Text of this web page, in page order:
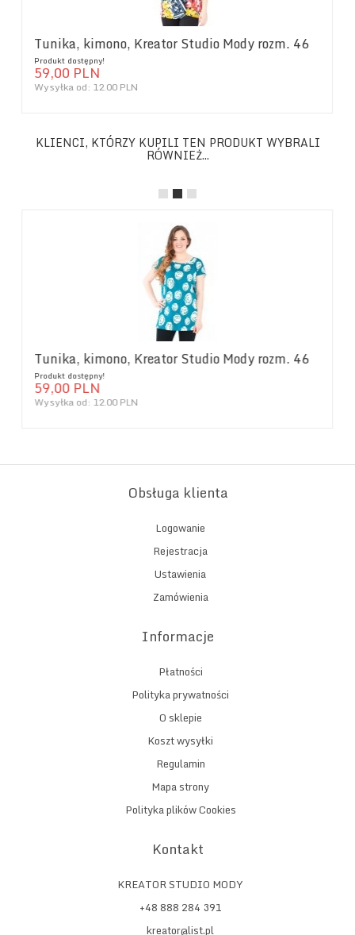
Tunika, kimono, Kreator Studio Mody rozm. 46
Produkt dostępny!
59,00 PLN
Wysyłka od: 12.00 PLN
KLIENCI, KTÓRZY KUPILI TEN PRODUKT WYBRALI
RÓWNIEŻ...
Tunika, kimono, Kreator Studio Mody rozm. 46
Produkt dostępny!
59,00 PLN
Wysyłka od: 12.00 PLN
Obsługa klienta
Logowanie
Rejestracja
Ustawienia
Zamówienia
Informacje
Płatności
Polityka prywatności
O sklepie
Koszt wysyłki
Regulamin
Mapa strony
Polityka plików Cookies
Kontakt
KREATOR STUDIO MODY
+48 888 284 391
kreator@list.pl